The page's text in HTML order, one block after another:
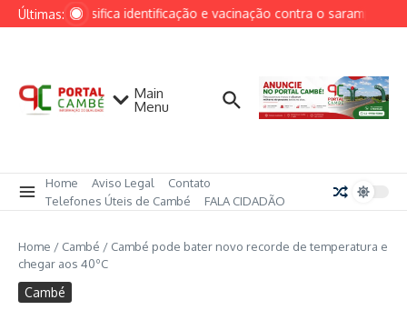
Ir para o conteúdo
Últimas:
Cambé intensifica identificação e vacinação contra o sarampo
Main
Menu
Home Aviso Legal
Contato
Telefones Úteis de Cambé
FALA CIDADÃO
Home / Cambé / Cambé pode bater novo recorde de temperatura e
chegar aos 40ºC
Cambé